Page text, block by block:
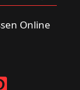
Online